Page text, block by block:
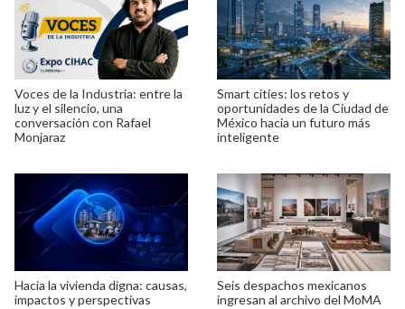
Voces de la Industria: entre la
luz y el silencio, una
conversación con Rafael
Monjaraz
Smart cities: los retos y
oportunidades de la Ciudad de
México hacia un futuro más
inteligente
Hacia la vivienda digna: causas,
impactos y perspectivas
Seis despachos mexicanos
ingresan al archivo del MoMA